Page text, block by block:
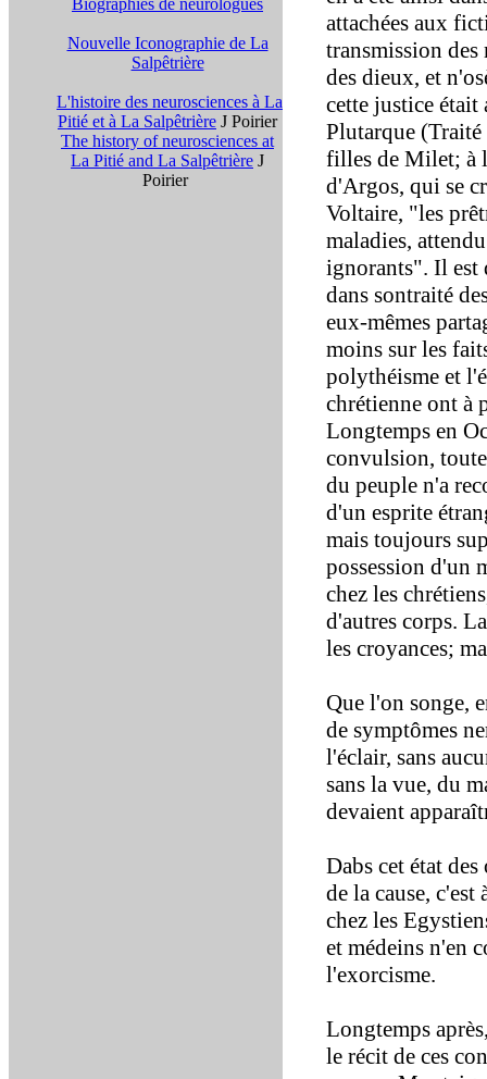
Biographies de neurologues
Nouvelle Iconographie de La
Salpêtrière
L'histoire des neurosciences à La
Pitié et à La Salpêtrière J Poirier
The history of neurosciences at
La Pitié and La Salpêtrière J
Poirier
attachées aux
transmission
des dieux, et
cette justice était
Plutarque (Traité
filles de Milet; à
d'Argos, qui se
Voltaire, "les
maladies,
ignorants". Il est
dans sontraité
eux-mêmes
moins sur les
polythéisme et
chrétienne ont à
Longtemps en
convulsion,
du peuple n'a
d'un esprite
mais toujours
possession d'un
chez les
d'autres corps.
les croyances;
Que l'on songe,
de symptômes
l'éclair, sans
sans la vue, du
devaient
Dabs cet état
de la cause,
chez les
et médeins n'en
l'exorcisme.
Longtemps
le récit de ces